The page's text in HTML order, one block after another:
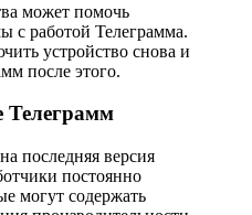
может помочь
с работой Телеграмма.
устройство снова и
после этого.
Телеграмм
последняя версия
постоянно
могут содержать